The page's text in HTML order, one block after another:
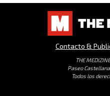
Contacto &
THE
Paseo
Todos los